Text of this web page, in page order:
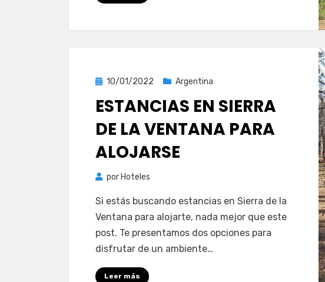
Publicada
10/01/2022 Argentina
ESTANCIAS EN SIERRA
DE LA VENTANA PARA
ALOJARSE
por Hoteles
Si estás buscando estancias en Sierra de la
Ventana para alojarte, nada mejor que este
post. Te presentamos dos opciones para
disfrutar de un ambiente…
Leer más